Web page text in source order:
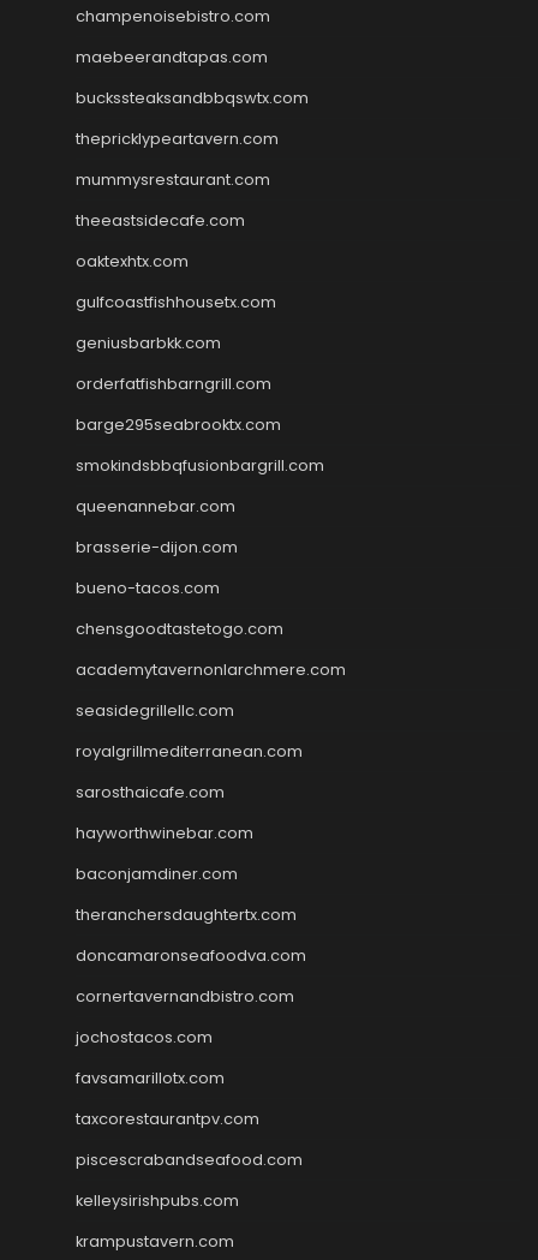
champenoisebistro.com
maebeerandtapas.com
buckssteaksandbbqswtx.com
thepricklypeartavern.com
mummysrestaurant.com
theeastsidecafe.com
oaktexhtx.com
gulfcoastfishhousetx.com
geniusbarbkk.com
orderfatfishbarngrill.com
barge295seabrooktx.com
smokindsbbqfusionbargrill.com
queenannebar.com
brasserie-dijon.com
bueno-tacos.com
chensgoodtastetogo.com
academytavernonlarchmere.com
seasidegrillellc.com
royalgrillmediterranean.com
sarosthaicafe.com
hayworthwinebar.com
baconjamdiner.com
theranchersdaughtertx.com
doncamaronseafoodva.com
cornertavernandbistro.com
jochostacos.com
favsamarillotx.com
taxcorestaurantpv.com
piscescrabandseafood.com
kelleysirishpubs.com
krampustavern.com